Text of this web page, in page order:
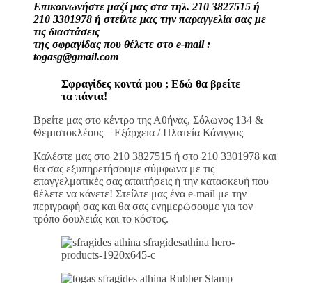
Επικοινωνήστε μαζί μας στα τηλ. 210 3827515 ή
210 3301978 ή στείλτε μας την παραγγελία σας με
τις διαστάσεις
της σφραγίδας που θέλετε στο e-mail :
togasg@gmail.com
Σφραγίδες κοντά μου ; Εδώ θα βρείτε
τα πάντα!
Βρείτε μας στο κέντρο της Αθήνας, Σόλωνος 134 &
Θεμιστοκλέους – Εξάρχεια / Πλατεία Κάνιγγος
Καλέστε μας στο 210 3827515 ή στο 210 3301978 και
θα σας εξυπηρετήσουμε σύμφωνα με τις
επαγγελματικές σας απαιτήσεις ή την κατασκευή που
θέλετε να κάνετε! Στείλτε μας ένα e-mail με την
περιγραφή σας και θα σας ενημερώσουμε για τον
τρόπο δουλειάς και το κόστος.